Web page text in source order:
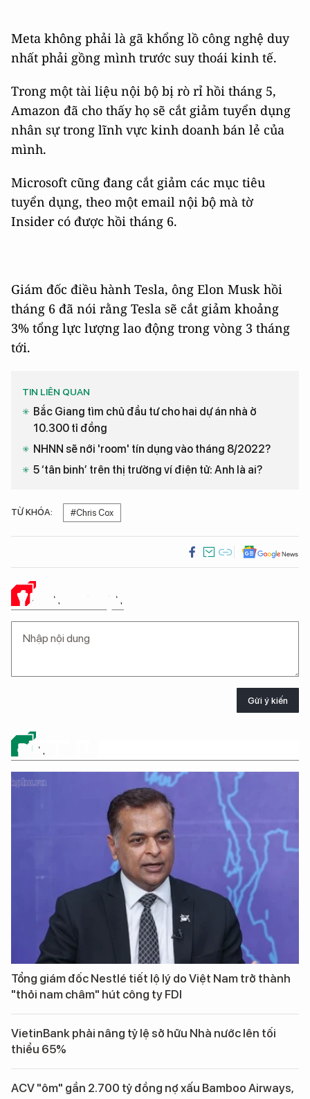
Meta không phải là gã khổng lồ công nghệ duy
nhất phải gồng mình trước suy thoái kinh tế.
Trong một tài liệu nội bộ bị rò rỉ hồi tháng 5,
Amazon đã cho thấy họ sẽ cắt giảm tuyển dụng
nhân sự trong lĩnh vực kinh doanh bán lẻ của
mình.
Microsoft cũng đang cắt giảm các mục tiêu
tuyển dụng, theo một email nội bộ mà tờ
Insider có được hồi tháng 6.
Giám đốc điều hành Tesla, ông Elon Musk hồi
tháng 6 đã nói rằng Tesla sẽ cắt giảm khoảng
3% tổng lực lượng lao động trong vòng 3 tháng
tới.
TIN LIÊN QUAN
Bắc Giang tìm chủ đầu tư cho hai dự án nhà ở
10.300 tỉ đồng
NHNN sẽ nới 'room' tín dụng vào tháng 8/2022?
5 ‘tân binh’ trên thị trường ví điện tử: Anh là ai?
TỪ KHÓA: #Chris Cox
Ý KIẾN CỦA BẠN
Gửi ý kiến
ĐỪNG BỎ LỠ
Tổng giám đốc Nestlé tiết lộ lý do Việt Nam trở thành
"thỏi nam châm" hút công ty FDI
VietinBank phải nâng tỷ lệ sở hữu Nhà nước lên tối
thiểu 65%
ACV "ôm" gần 2.700 tỷ đồng nợ xấu Bamboo Airways,